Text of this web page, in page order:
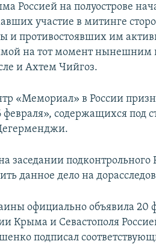
Россией на полуострове
участие в митинге
и противостоявших им
на тот момент нынешним
и Ахтем Чийгоз.
«Мемориал» в России
февраля», содержащихся под
заседании
данное дело на
официально объявила 20
Крыма и Севастополя
подписал